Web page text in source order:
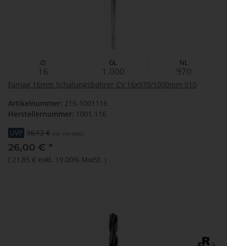
∅
16
GL
1.000
NL
970
Famag 16mm Schalungsbohrer CV 16x970/1000mm S10
Artikelnummer: 215-1001116
Herstellernummer: 1001.116
UVP 36,12 € (inkl. 19% MwSt.)
26,00 € *
( 21,85 € exkl. 19.00% MwSt. )